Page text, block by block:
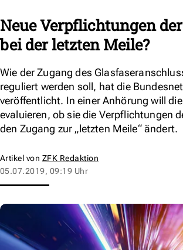
Neue Verpflichtungen
bei der letzten Meile?
Wie der Zugang des
reguliert werden soll, hat die
veröffentlicht. In einer Anhörung will
evaluieren, ob sie die Verpflichtungen
den Zugang zur „letzten Meile“ ändert.
Artikel von ZFK Redaktion
05.07.2019, 09:19 Uhr